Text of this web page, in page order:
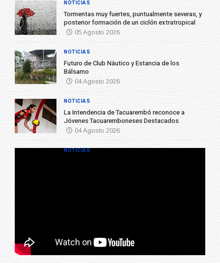
Tormentas muy fuertes, puntualmente severas, y
posterior formación de un ciclón extratropical
05 Agosto 2026
NOTICIAS
Futuro de Club Náutico y Estancia de los
Bálsamo
04 Agosto 2026
NOTICIAS
La Intendencia de Tacuarembó reconoce a
Jóvenes Tacuaremboneses Destacados
04 Agosto 2026
NOTICIAS
NOTICIAS